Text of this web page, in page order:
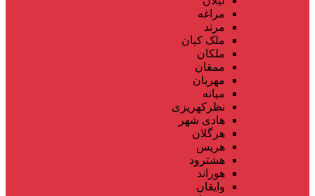
مراغه
مرند
ملک کیان
ملکان
ممقان
مهربان
میانه
نظرکهریزی
هادی شهر
هرگلان
هریس
هشترود
هوراند
وایقان